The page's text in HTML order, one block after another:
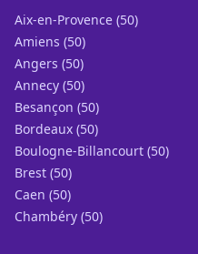
Aix-en-Provence (50)
Amiens (50)
Angers (50)
Annecy (50)
Besançon (50)
Bordeaux (50)
Boulogne-Billancourt (50)
Brest (50)
Caen (50)
Chambéry (50)